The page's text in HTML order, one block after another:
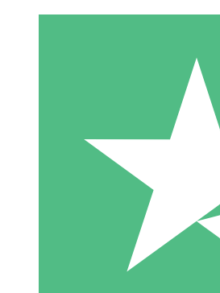
Packs de Crédits
Payez à l'utilisation avec des crédits
1 Téléchargement
10 00